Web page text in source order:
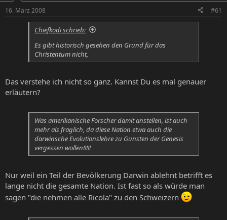
l
e
l
a
m
16. März 2008 #61
Chiefkodi schrieb:
Es gibt historisch gesehen den Grund für das
Christentum nicht,
Das verstehe ich nicht so ganz. Kannst Du es mal genauer
erläutern?
Was amerikanische Forscher damit anstellen, ist auch
mehr als fraglich, da diese Nation etwa auch die
darwinsche Evolutionslehre zu Gunsten der Genesis
vergessen wollen!!!!!
Nur weil ein Teil der Bevölkerung Darwin ablehnt betrifft es
lange nicht die gesamte Nation. Ist fast so als würde man
sagen "die nehmen alle Ricola" zu den Schweizern